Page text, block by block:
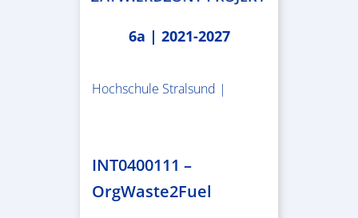
6a | 2021-2027
Hochschule Stralsund |
INT0400111 –
OrgWaste2Fuel